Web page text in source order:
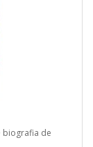
biografia de